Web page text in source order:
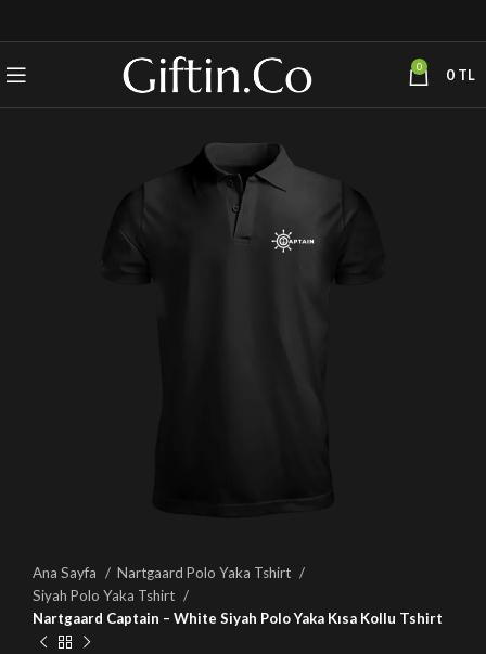
0 0 TL
Ana Sayfa
Nartgaard Polo Yaka Tshirt
Siyah Polo Yaka Tshirt
Nartgaard Captain – White Siyah Polo Yaka Kısa Kollu Tshirt